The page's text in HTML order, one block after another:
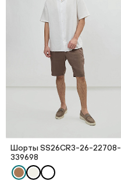
Шорты SS26CR3-26-22708-
339698